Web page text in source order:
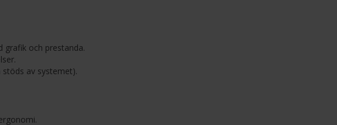
grafik och prestanda.
av systemet).